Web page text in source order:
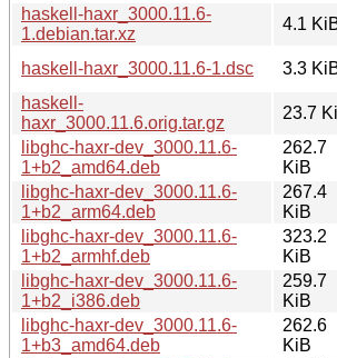
haskell-haxr_3000.11.6-
1.debian.tar.xz
4.1
haskell-haxr_3000.11.6-1.dsc
3.3
haskell-
haxr_3000.11.6.orig.tar.gz
23.7
libghc-haxr-dev_3000.11.6-
1+b2_amd64.deb
262.7
KiB
libghc-haxr-dev_3000.11.6-
1+b2_arm64.deb
267.4
KiB
libghc-haxr-dev_3000.11.6-
1+b2_armhf.deb
323.2
KiB
libghc-haxr-dev_3000.11.6-
1+b2_i386.deb
259.7
KiB
libghc-haxr-dev_3000.11.6-
1+b3_amd64.deb
262.6
KiB